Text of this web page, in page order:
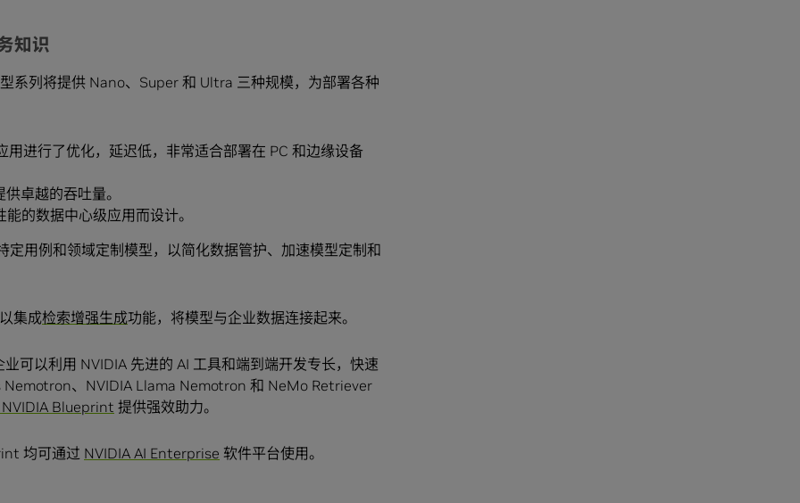
知识
系列将提供 Nano、Super 和 Ultra 三种规模，为部署各种
用进行了优化，延迟低，非常适合部署在 PC 和边缘设备
卓越的吞吐量。
的数据中心级应用而设计。
定用例和领域定制模型，以简化数据管护、加速模型定制和
集成检索增强生成功能，将模型与企业数据连接起来。
业可以利用 NVIDIA 先进的 AI 工具和端到端开发专长，快速
Nemotron、NVIDIA Llama Nemotron 和 NeMo Retriever
Blueprint 提供强效助力。
均可通过 NVIDIA AI Enterprise 软件平台使用。